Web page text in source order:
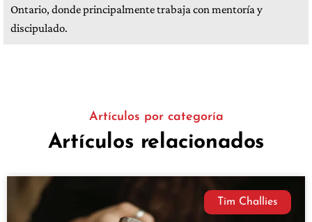
Ontario, donde principalmente trabaja con mentoría y
discipulado.
Artículos por categoría
Artículos relacionados
Tim Challies